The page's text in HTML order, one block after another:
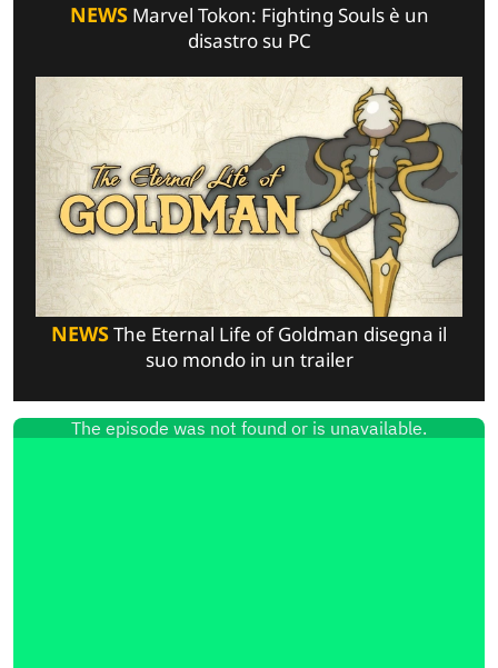
NEWSMarvel Tokon: Fighting Souls è un
disastro su PC
NEWSThe Eternal Life of Goldman disegna il
suo mondo in un trailer